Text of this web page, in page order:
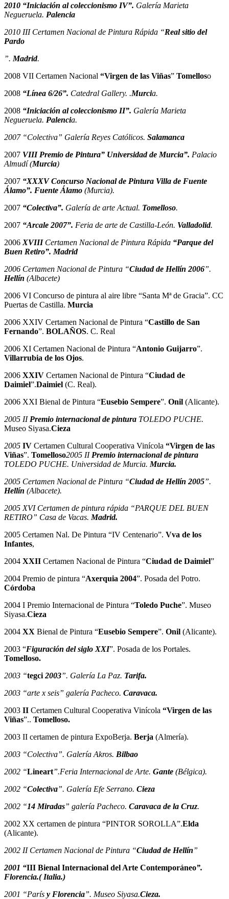
2010 “Iniciación al coleccionismo IV”. Galería Marieta
Negueruela. Palencia
2010 III Certamen Nacional de Pintura Rápida “Real sitio del
Pardo
”. Madrid.
2008 VII Certamen Nacional “Virgen de las Viñas” Tomelloso
2008 “Línea 6/26”. Catedral Gallery. .Murcia.
2008 “Iniciación al coleccionismo II”. Galería Marieta
Negueruela. Palencia.
2007 “Colectiva” Galería Reyes Católicos. Salamanca
2007 VIII Premio de Pintura” Universidad de Murcia”. Palacio
Almudí (Murcia)
2007 “XXXV Concurso Nacional de Pintura Villa de Fuente
Álamo”. Fuente Álamo (Murcia).
2007 “Colectiva”. Galería de arte Actual. Tomelloso.
2007 “Arcale 2007”. Feria de arte de Castilla-León. Valladolid.
2006 XVIII Certamen Nacional de Pintura Rápida “Parque del
Buen Retiro”. Madrid
2006 Certamen Nacional de Pintura “Ciudad de Hellín 2006”.
Hellín (Albacete)
2006 VI Concurso de pintura al aire libre “Santa Mª de Gracia”. CC
Puertas de Castilla. Murcia
2006 XXIV Certamen Nacional de Pintura “Castillo de San
Fernando”. BOLAÑOS. C. Real
2006 XI Certamen Nacional de Pintura “Antonio Guijarro”.
Villarrubia de los Ojos.
2006 XXIV Certamen Nacional de Pintura “Ciudad de
Daimiel”.Daimiel (C. Real).
2006 XXI Bienal de Pintura “Eusebio Sempere”. Onil (Alicante).
2005 II Premio internacional de pintura TOLEDO PUCHE.
Museo Siyasa.Cieza
2005 IV Certamen Cultural Cooperativa Vinícola “Virgen de las
Viñas”. Tomelloso2005 II Premio internacional de pintura
TOLEDO PUCHE. Universidad de Murcia. Murcia.
2005 Certamen Nacional de Pintura “Ciudad de Hellín 2005”.
Hellín (Albacete).
2005 XVI Certamen de pintura rápida “PARQUE DEL BUEN
RETIRO” Casa de Vacas. Madrid.
2005 Certamen Nal. De Pintura “IV Centenario”. Vva de los
Infantes,
2004 XXII Certamen Nacional de Pintura “Ciudad de Daimiel”
2004 Premio de pintura “Axerquia 2004”. Posada del Potro.
Córdoba
2004 I Premio Internacional de Pintura “Toledo Puche”. Museo
Siyasa.Cieza
2004 XX Bienal de Pintura “Eusebio Sempere”. Onil (Alicante).
2003 “Figuración del siglo XXI”. Posada de los Portales.
Tomelloso.
2003 “tegci 2003”. Galería La Paz. Tarifa.
2003 “arte x seis” galería Pacheco. Caravaca.
2003 II Certamen Cultural Cooperativa Vinícola “Virgen de las
Viñas”.. Tomelloso.
2003 II certamen de pintura ExpoBerja. Berja (Almería).
2003 “Colectiva”. Galería Akros. Bilbao
2002 “Lineart”.Feria Internacional de Arte. Gante (Bélgica).
2002 “Colectiva”. Galería Efe Serrano. Cieza
2002 “14 Miradas” galería Pacheco. Caravaca de la Cruz.
2002 XX certamen de pintura “PINTOR SOROLLA”.Elda
(Alicante).
2002 II Certamen Nacional de Pintura “Ciudad de Hellín”
2001 “III Bienal Internacional del Arte Contemporáneo”.
Florencia.( Italia.)
2001 “París y Florencia”. Museo Siyasa.Cieza.